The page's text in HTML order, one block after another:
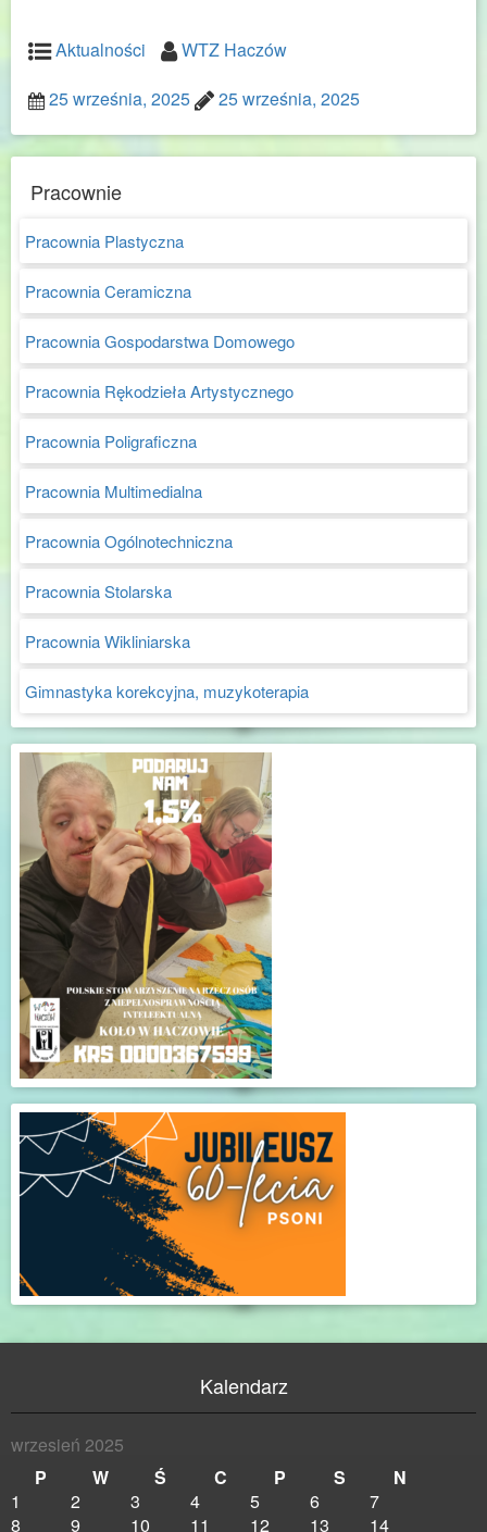
Aktualności
WTZ Haczów
25 września, 2025
25 września, 2025
Pracownie
Pracownia Plastyczna
Pracownia Ceramiczna
Pracownia Gospodarstwa Domowego
Pracownia Rękodzieła Artystycznego
Pracownia Poligraficzna
Pracownia Multimedialna
Pracownia Ogólnotechniczna
Pracownia Stolarska
Pracownia Wikliniarska
Gimnastyka korekcyjna, muzykoterapia
Kalendarz
wrzesień 2025
P
W Ś C P S
N
1
2 3 4 5 6
7
8
9 10 11 12 13 14